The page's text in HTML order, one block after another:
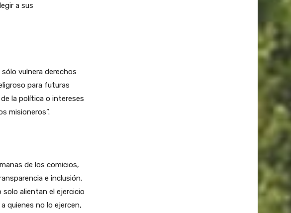
a sus
vulnera derechos
para futuras
la política o intereses
misioneros”.
de los comicios,
e inclusión.
alientan el ejercicio
quienes no lo ejercen,